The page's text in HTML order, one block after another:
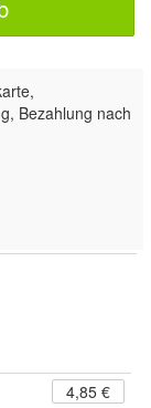
Bezahlung nach
4,85 €